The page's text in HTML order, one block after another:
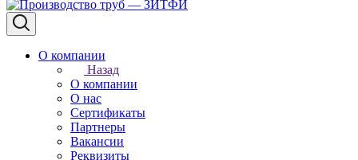
О компании
Назад
О компании
О нас
Сертификаты
Партнеры
Вакансии
Реквизиты